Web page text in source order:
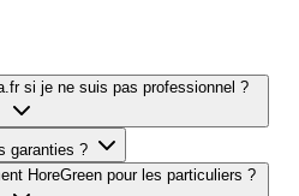
si je ne suis pas professionnel ?
garanties ?
HoreGreen pour les particuliers ?